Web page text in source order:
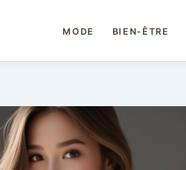
MODE BIEN-ÊTRE